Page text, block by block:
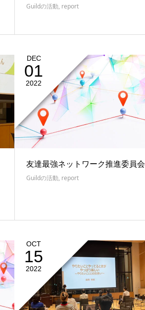
Guildの活動, report
DEC
01
2022
友達最強ネットワーク推進委員会
Guildの活動, report
OCT
15
2022